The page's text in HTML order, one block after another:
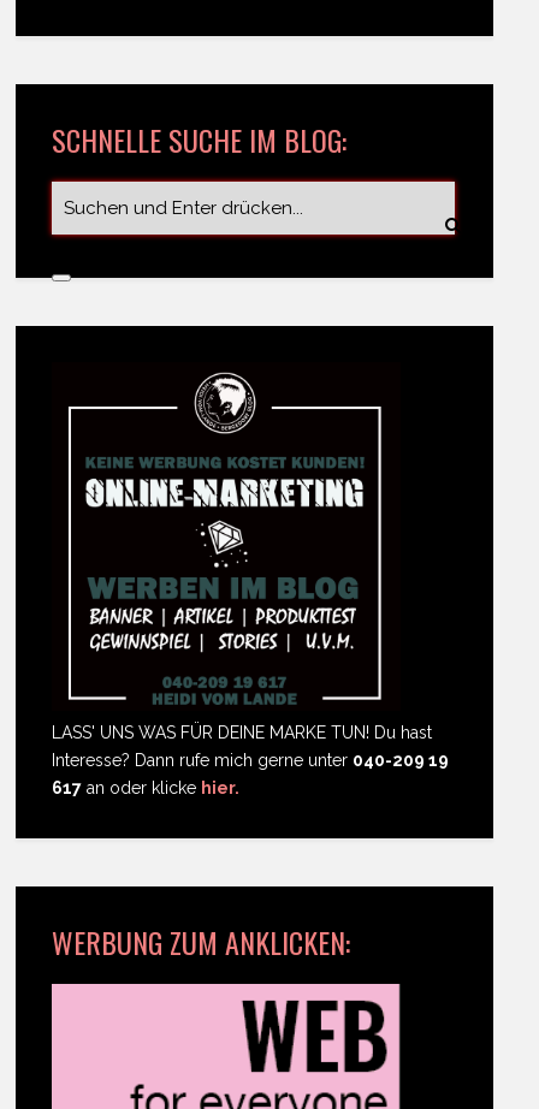
SCHNELLE SUCHE IM BLOG:
LASS' UNS WAS FÜR DEINE MARKE TUN! Du hast
Interesse? Dann rufe mich gerne unter 040-209 19
617 an oder klicke hier.
WERBUNG ZUM ANKLICKEN: